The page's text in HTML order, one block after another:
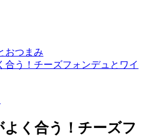
おつまみ
合う！チーズフォンデュとワイ
く合う！チーズフ